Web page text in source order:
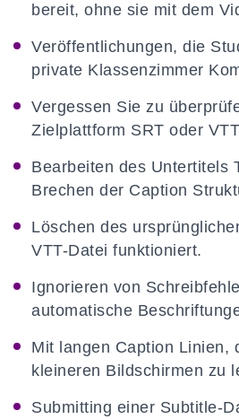
bereit, ohne sie mit dem
Veröffentlichungen, die
private Klassenzimmer
Vergessen Sie zu
Zielplattform SRT oder
Bearbeiten des Untertitels
Brechen der Caption
Löschen des
VTT-Datei funktioniert.
Ignorieren von
automatische
Mit langen Caption Linien,
kleineren Bildschirmen zu
Submitting einer Subtitle-